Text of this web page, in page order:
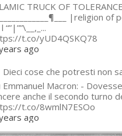
TRUCK OF TOLERANCE
|religion of
t.co/yUD4QSKQ78
ago
Dieci cose che potresti non
Emmanuel Macron: - Dovesse
anche il secondo turno
t.co/8wmlN7ESOo
ago